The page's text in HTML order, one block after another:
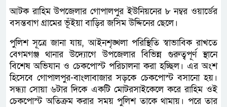
আটক রাহিম উপজেলার গোপালপুর ইউনিয়নের ৮ নম্বর ওয়ার্ডের
বসন্তবাগ গ্রামের ভূঁইয়া বাড়ির জসিম উদ্দিনের ছেলে।
পুলিশ সূত্রে জানা যায়, আইনশৃঙ্খলা পরিস্থিতি স্বাভাবিক রাখতে
বেগমগঞ্জ থানার উদ্যোগে উপজেলার বিভিন্ন গুরুত্বপূর্ণ স্থানে
বিশেষ অভিযান ও চেকপোস্ট পরিচালনা করা হচ্ছিল। এর অংশ
হিসেবে গোপালপুর-বাংলাবাজার সড়কে চেকপোস্ট বসানো হয়।
সন্ধ্যা সোয়া ৬টার দিকে একটি মোটরসাইকেলে করে রাহিম ওই
চেকপোস্ট অতিক্রম করার সময় পুলিশ তাকে থামায়। পরে তার